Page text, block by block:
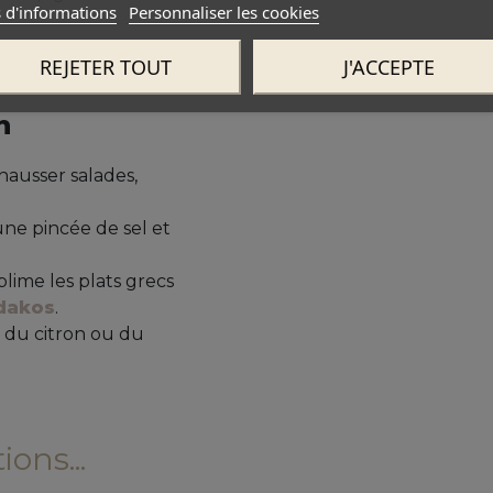
salades,
pincée de sel et
les plats grecs
.
du citron ou du
d'informations Personnaliser les cookies
REJETER TOUT J'ACCEPTE